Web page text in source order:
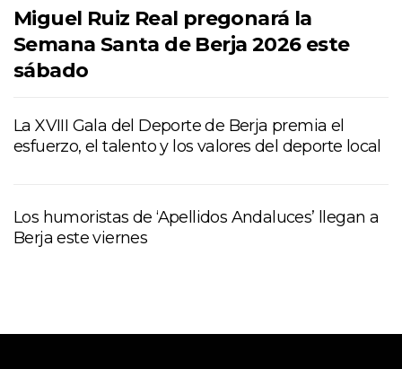
Miguel Ruiz Real pregonará la
Semana Santa de Berja 2026 este
sábado
La XVIII Gala del Deporte de Berja premia el
esfuerzo, el talento y los valores del deporte local
Los humoristas de ‘Apellidos Andaluces’ llegan a
Berja este viernes